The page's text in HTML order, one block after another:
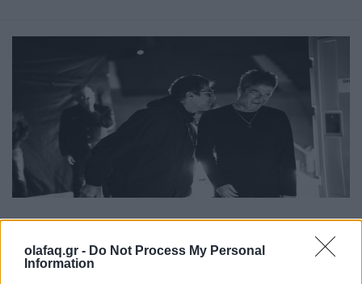
olafaq.gr - Do Not Process My Personal
Information
Τέχνη
Το Disney δίνει teaser για το documentary
“Don’t Look Back in Anger” των Oasis